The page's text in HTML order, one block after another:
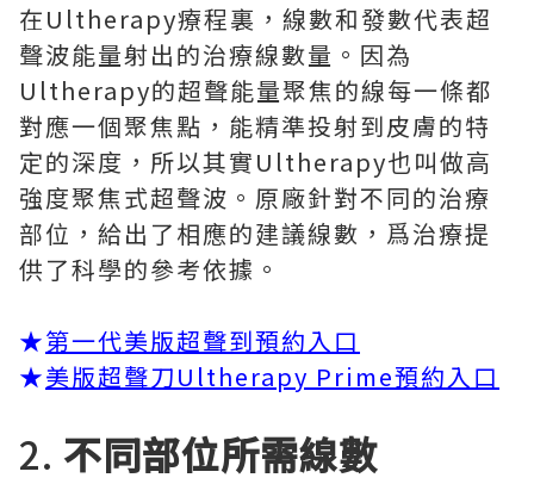
在Ultherapy療程裏，線數和發數代表超
聲波能量射出的治療線數量。因為
Ultherapy的超聲能量聚焦的線每一條都
對應一個聚焦點，能精準投射到皮膚的特
定的深度，所以其實Ultherapy也叫做高
強度聚焦式超聲波。原廠針對不同的治療
部位，給出了相應的建議線數，爲治療提
供了科學的參考依據。
★第一代美版超聲到預約入口
★美版超聲刀Ultherapy Prime預約入口
2. 不同部位所需線數